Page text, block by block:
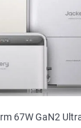
67W GaN2